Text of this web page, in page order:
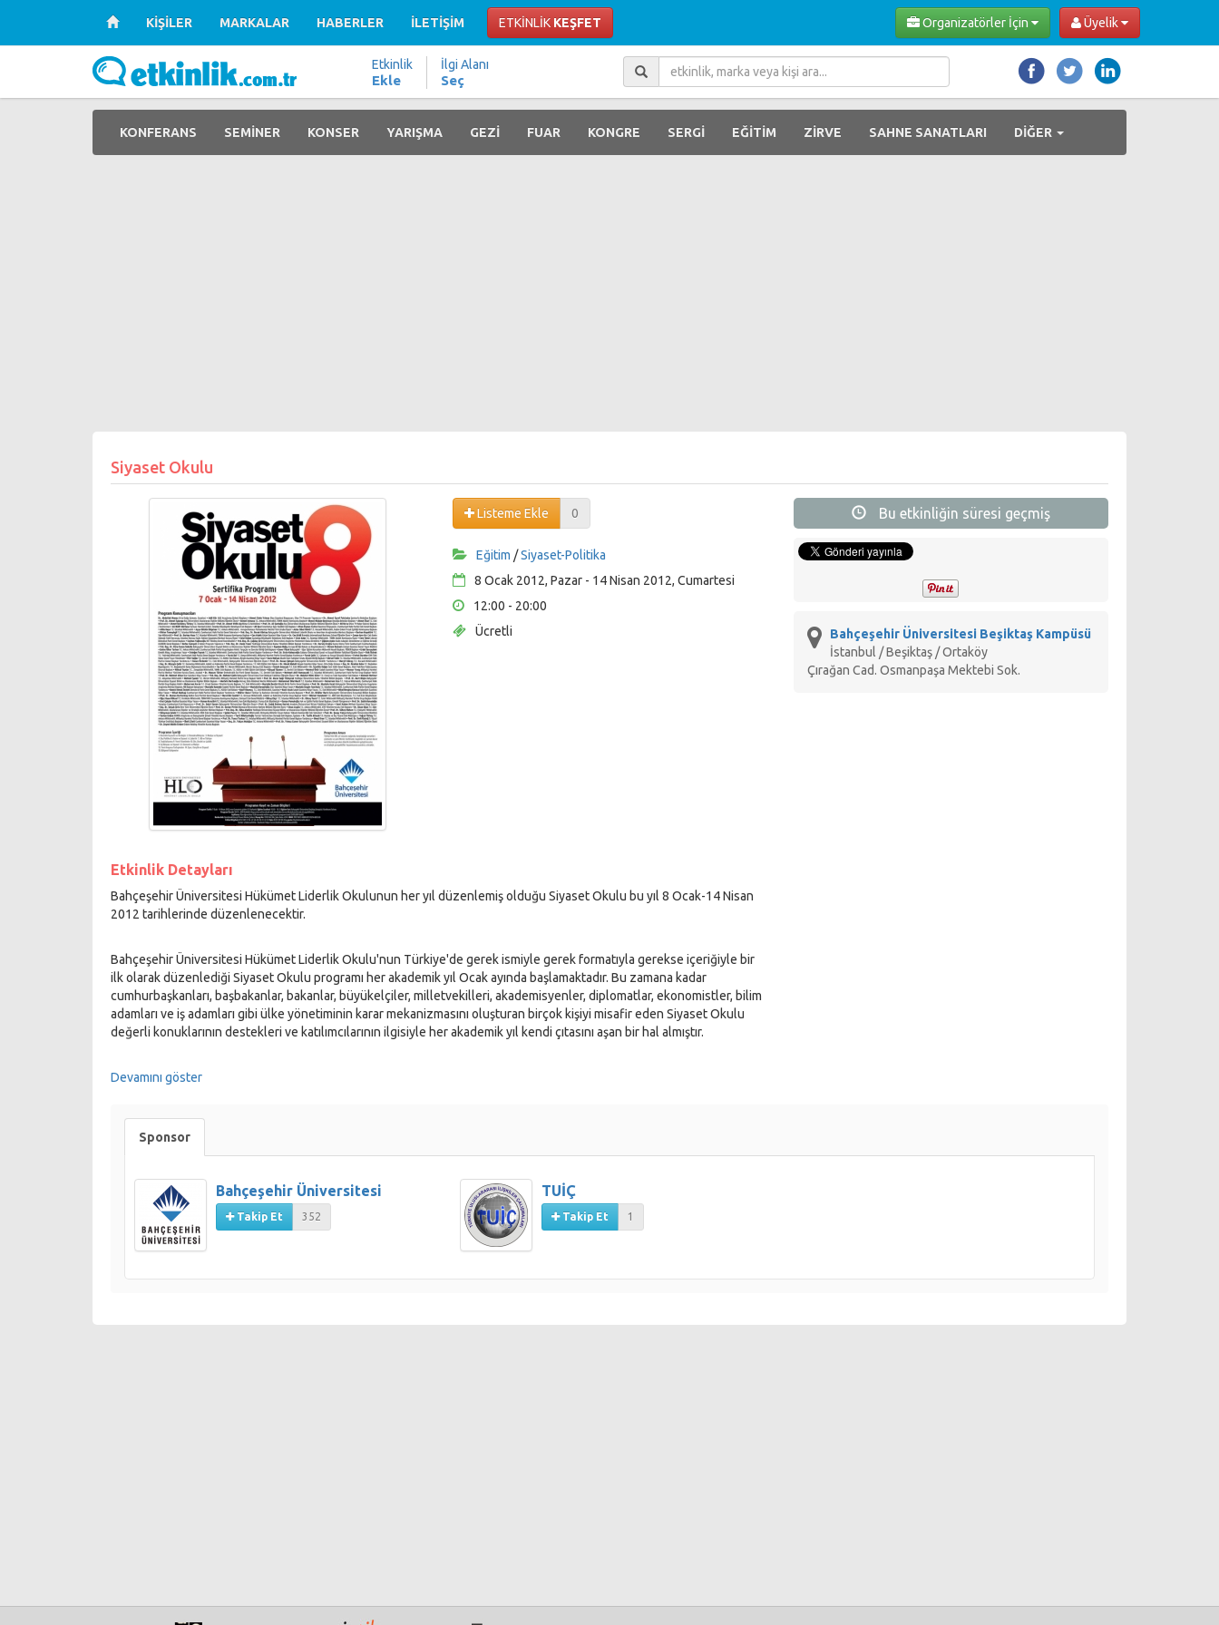
KİŞİLER MARKALAR HABERLER İLETİŞİM ETKİNLİK KEŞFET Üyelik
Organizatörler İçin
Etkinlik
Ekle
İlgi Alanı
Seç
KONFERANS SEMİNER KONSER YARIŞMA GEZİ FUAR KONGRE SERGİ EĞİTİM ZİRVE SAHNE SANATLARI DİĞER
Siyaset Okulu
Listeme Ekle 0
Eğitim /Siyaset-Politika
8 Ocak 2012, Pazar - 14 Nisan 2012, Cumartesi
12:00 - 20:00
Ücretli
Etkinlik Detayları
Bahçeşehir Üniversitesi Hükümet Liderlik Okulunun her yıl düzenlemiş olduğu Siyaset Okulu bu yıl 8 Ocak-14 Nisan
2012 tarihlerinde düzenlenecektir.
Bahçeşehir Üniversitesi Hükümet Liderlik Okulu'nun Türkiye'de gerek ismiyle gerek formatıyla gerekse içeriğiyle bir
ilk olarak düzenlediği Siyaset Okulu programı her akademik yıl Ocak ayında başlamaktadır. Bu zamana kadar
cumhurbaşkanları, başbakanlar, bakanlar, büyükelçiler, milletvekilleri, akademisyenler, diplomatlar, ekonomistler, bilim
adamları ve iş adamları gibi ülke yönetiminin karar mekanizmasını oluşturan birçok kişiyi misafir eden Siyaset Okulu
değerli konuklarının destekleri ve katılımcılarının ilgisiyle her akademik yıl kendi çıtasını aşan bir hal almıştır.
Program Özellikleri:
Program dili Türkçe'dir. Her cumartesi gerçekleştirilen program saat 10.00'dan 18.15'e kadar devam eder. Her hafta bir
saat 15 dakika süren beş ayrı oturum olarak gerçekleştirilen programda her oturum soru-cevap kısmıyla son bulur.
Program katılımcılarının sertifika almaya hak kazanmaları için programa � katılım göstermeleri gerekmektedir.
Program İçeriği:
Uzun soluklu bir program olan Siyaset Okulu'nda Türkiye'nin birçok önemli siyasi konusu, geçmişten günümüze
yaşanan olaylar ve süreçler dâhilinde değerlendirilir. Her akademik yıl Türk siyasi gündemine göre konu başlıklarının
uyarlandığı Siyaset Okulu programının içeriğini aşağıdaki ana konular oluşturur.
Güvenlik Siyaseti ve Stratejisi
Devamını göster
Bu etkinliğin süresi geçmiş
Bahçeşehir Üniversitesi Beşiktaş Kampüsü
İstanbul / Beşiktaş / Ortaköy
Çırağan Cad. Osmanpaşa Mektebi Sok.
Sponsor
Bahçeşehir Üniversitesi
Takip Et 352
TUİÇ
Takip Et 1